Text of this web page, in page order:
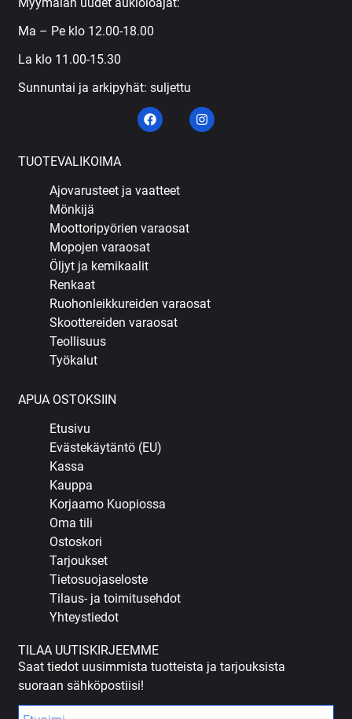
Ma – Pe klo 12.00-18.00
La klo 11.00-15.30
Sunnuntai ja arkipyhät: suljettu
TUOTEVALIKOIMA
Ajovarusteet ja vaatteet
Mönkijä
Moottoripyörien varaosat
Mopojen varaosat
Öljyt ja kemikaalit
Renkaat
Ruohonleikkureiden varaosat
Skoottereiden varaosat
Teollisuus
Työkalut
APUA OSTOKSIIN
Etusivu
Evästekäytäntö (EU)
Kassa
Kauppa
Korjaamo Kuopiossa
Oma tili
Ostoskori
Tarjoukset
Tietosuojaseloste
Tilaus- ja toimitusehdot
Yhteystiedot
TILAA UUTISKIRJEEMME
Saat tiedot uusimmista tuotteista ja tarjouksista
suoraan sähköpostiisi!